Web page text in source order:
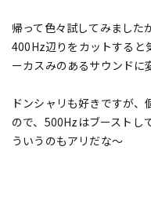
帰って色々試してみまし
400Hz辺りをカットすると
ーカスみのあるサウンドに
ドンシャリも好きですが
ので、500Hzはブーストし
ういうのもアリだな～